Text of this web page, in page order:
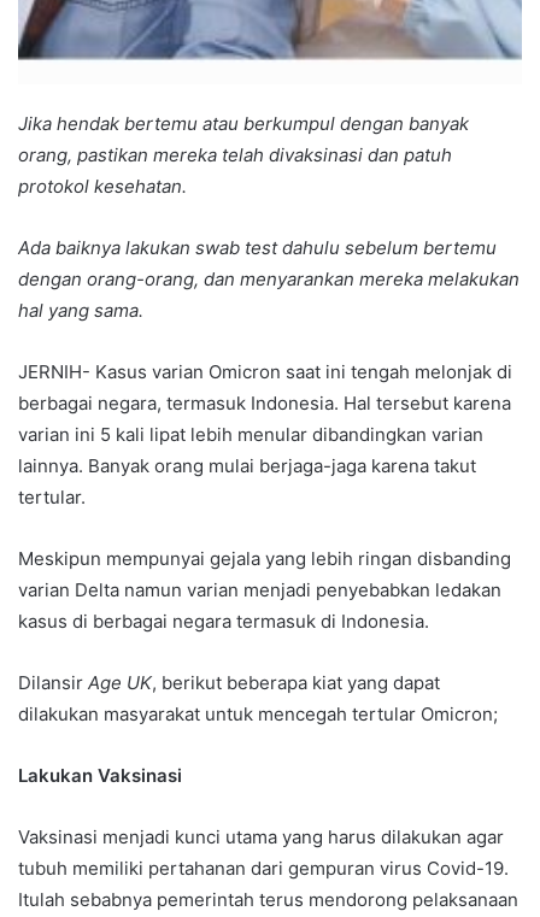
Jika hendak bertemu atau berkumpul dengan banyak
orang, pastikan mereka telah divaksinasi dan patuh
protokol kesehatan.
Ada baiknya lakukan swab test dahulu sebelum bertemu
dengan orang-orang, dan menyarankan mereka melakukan
hal yang sama.
JERNIH- Kasus varian Omicron saat ini tengah melonjak di
berbagai negara, termasuk Indonesia. Hal tersebut karena
varian ini 5 kali lipat lebih menular dibandingkan varian
lainnya. Banyak orang mulai berjaga-jaga karena takut
tertular.
Meskipun mempunyai gejala yang lebih ringan disbanding
varian Delta namun varian menjadi penyebabkan ledakan
kasus di berbagai negara termasuk di Indonesia.
Dilansir Age UK, berikut beberapa kiat yang dapat
dilakukan masyarakat untuk mencegah tertular Omicron;
Lakukan Vaksinasi
Vaksinasi menjadi kunci utama yang harus dilakukan agar
tubuh memiliki pertahanan dari gempuran virus Covid-19.
Itulah sebabnya pemerintah terus mendorong pelaksanaan